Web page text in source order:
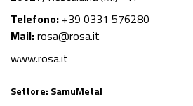
Telefono: +39 0331 576280
Mail:rosa@rosa.it
www.rosa.it
Settore: SamuMetal